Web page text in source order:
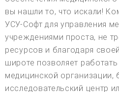
вы нашли то, что искали!
УСУ-Софт для управления
учреждениями проста, не
ресурсов и благодаря
широте позволяет
медицинской организации,
исследовательский центр